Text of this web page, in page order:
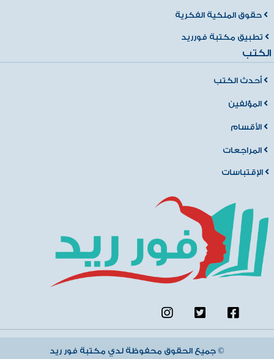
حقوق الملكية الفكرية
تطبيق مكتبة فورريد
الكتب
أحدث الكتب
المؤلفين
الأقسام
المراجعات
الإقتباسات
جميع الحقوق محفوظة لدي مكتبة فور ريد ©